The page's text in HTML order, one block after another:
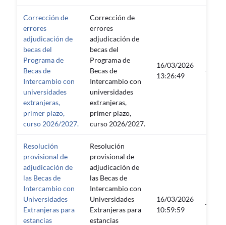
Corrección de
errores
adjudicación de
becas del
Programa de
Becas de
Intercambio con
universidades
extranjeras,
primer plazo,
curso 2026/2027.
Corrección de
errores
adjudicación de
becas del
Programa de
Becas de
Intercambio con
universidades
extranjeras,
primer plazo,
curso 2026/2027.
16/03/2026
13:26:49
—
Resolución
provisional de
adjudicación de
las Becas de
Intercambio con
Universidades
Extranjeras para
estancias
Resolución
provisional de
adjudicación de
las Becas de
Intercambio con
Universidades
Extranjeras para
estancias
16/03/2026
10:59:59
—